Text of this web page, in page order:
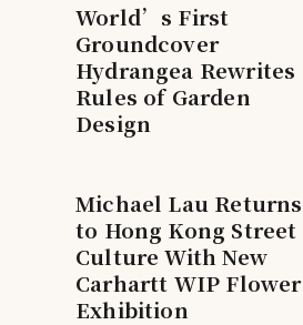
World’s First
Groundcover
Hydrangea Rewrites
Rules of Garden
Design
Michael Lau Returns
to Hong Kong Street
Culture With New
Carhartt WIP Flower
Exhibition